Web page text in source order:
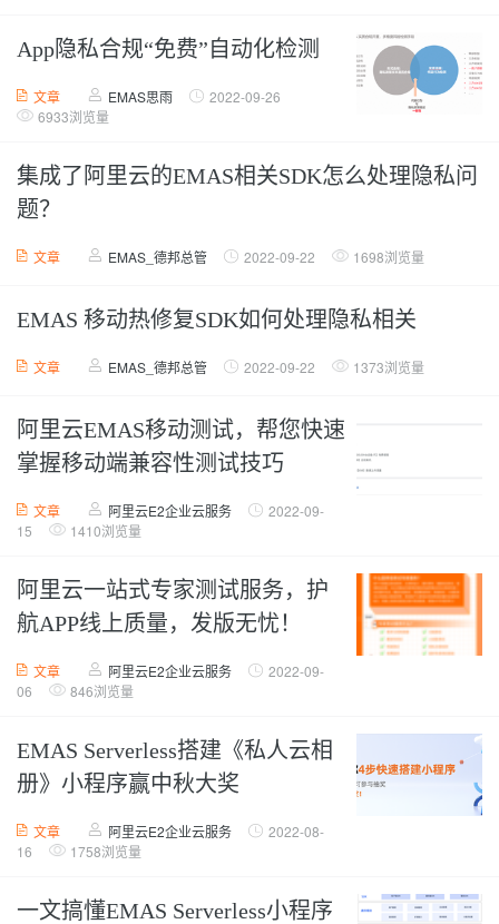
App隐私合规“免费”自动化检测
文章 EMAS思雨
2022-09-26
6933浏览量
集成了阿里云的EMAS相关SDK怎么处理隐私问
题？
文章 EMAS_德邦总管 2022-09-22 1698浏览量
EMAS 移动热修复SDK如何处理隐私相关
文章 EMAS_德邦总管 2022-09-22 1373浏览量
阿里云EMAS移动测试，帮您快速
掌握移动端兼容性测试技巧
文章 阿里云E2企业云服务
2022-09-
15
1410浏览量
阿里云一站式专家测试服务，护
航APP线上质量，发版无忧！
文章 阿里云E2企业云服务
2022-09-
06
846浏览量
EMAS Serverless搭建《私人云相
册》小程序赢中秋大奖
文章 阿里云E2企业云服务
2022-08-
16
1758浏览量
一文搞懂EMAS Serverless小程序